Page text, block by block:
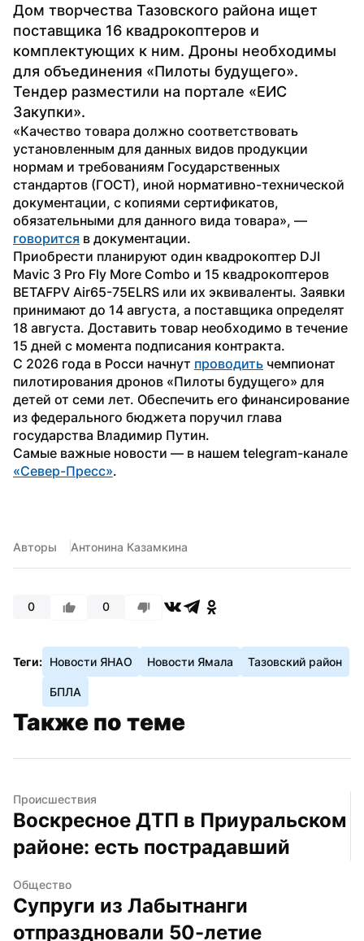
Дом творчества Тазовского района ищет
поставщика 16 квадрокоптеров и
комплектующих к ним. Дроны необходимы
для объединения «Пилоты будущего».
Тендер разместили на портале «ЕИС
Закупки».
«Качество товара должно соответствовать
установленным для данных видов продукции
нормам и требованиям Государственных
стандартов (ГОСТ), иной нормативно-технической
документации, с копиями сертификатов,
говорится в документации.
Приобрести планируют один квадрокоптер DJI
Mavic 3 Pro Fly More Combo и 15 квадрокоптеров
BETAFPV Air65-75ELRS или их эквиваленты. Заявки
принимают до 14 августа, а поставщика определят
18 августа. Доставить товар необходимо в течение
15 дней с момента подписания контракта.
С 2026 года в Росси начнут проводить чемпионат
пилотирования дронов «Пилоты будущего» для
детей от семи лет. Обеспечить его финансирование
из федерального бюджета поручил глава
государства Владимир Путин.
«Север-Пресс».
Авторы Антонина Казамкина
0 0
Теги: Новости ЯНАО Новости Ямала Тазовский район
БПЛА
Также по теме
Происшествия
Воскресное ДТП в Приуральском
районе: есть пострадавший
Общество
Супруги из Лабытнанги
отпраздновали 50-летие